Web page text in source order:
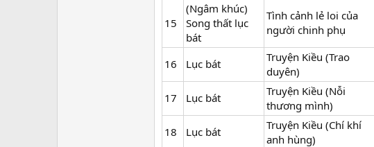
15
(Ngâm khúc)
Song thất lục
bát
Tình cảnh lẻ loi của
người chinh phụ
16 Lục bát
Truyện Kiều (Trao
duyên)
17
Lục bát
Truyện Kiều (Nỗi
thương mình)
18
Lục bát
Truyện Kiều (Chí khí
anh hùng)